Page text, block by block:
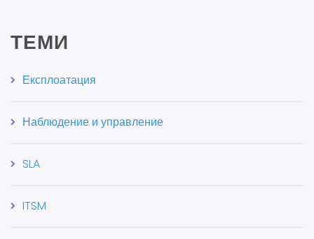
ТЕМИ
Експлоатация
Наблюдение и управление
SLA
ITSM